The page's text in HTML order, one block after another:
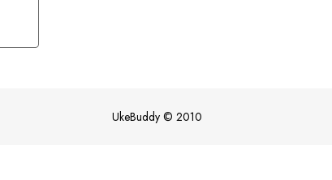
UkeBuddy © 2010